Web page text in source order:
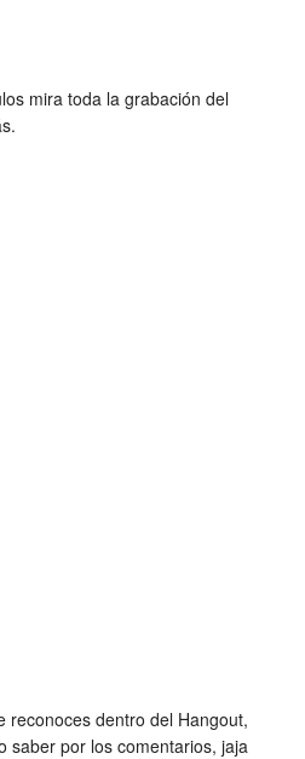
mira toda la grabación del
reconoces dentro del Hangout,
saber por los comentarios, jaja